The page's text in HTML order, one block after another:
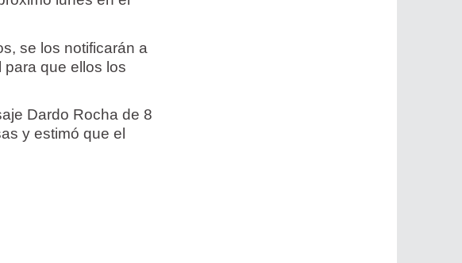
se los notificarán a
que ellos los
Dardo Rocha de 8
y estimó que el